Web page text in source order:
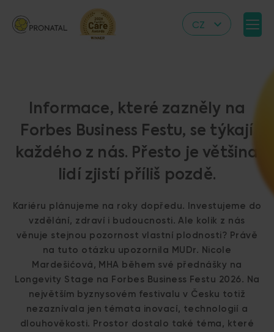
CZ
RS
HR
PL
UA
VN
Informace, které zazněly na
Forbes Business Festu, se týkají
každého z nás. Přesto je většina
lidí zjistí příliš pozdě.
Kariéru plánujeme na roky dopředu. Investujeme do
vzdělání, zdraví i budoucnosti. Ale kolik z nás
věnuje stejnou pozornost vlastní plodnosti? Právě
na tuto otázku upozornila MUDr. Nicole
Mardešićová, MHA během své přednášky na
Longevity Stage na Forbes Business Festu 2026. Na
největším byznysovém festivalu v Česku totiž
nezaznívala jen témata inovací, technologií a
dlouhověkosti. Prostor dostalo také téma, které